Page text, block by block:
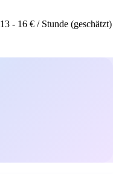
13 - 16 € / Stunde (geschätzt)